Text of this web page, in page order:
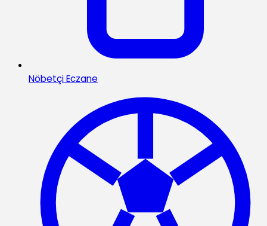
Nöbetçi Eczane